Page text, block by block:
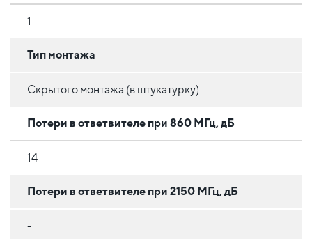
1
Тип монтажа
Скрытого монтажа (в штукатурку)
Потери в ответвителе при 860 МГц, дБ
14
Потери в ответвителе при 2150 МГц, дБ
-